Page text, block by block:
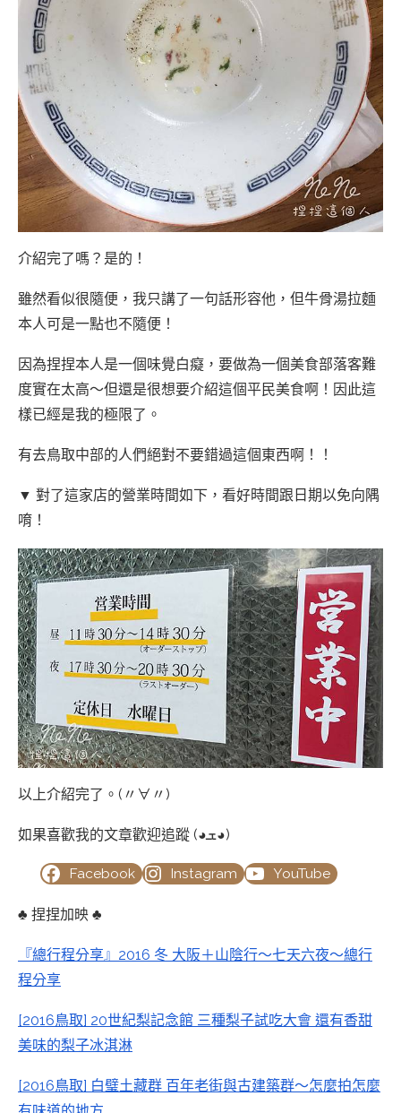
介紹完了嗎？是的！
雖然看似很隨便，我只講了一句話形容他，但牛骨湯拉麵
本人可是一點也不隨便！
因為捏捏本人是一個味覺白癡，要做為一個美食部落客難
度實在太高～但還是很想要介紹這個平民美食啊！因此這
樣已經是我的極限了。
有去鳥取中部的人們絕對不要錯過這個東西啊！！
▼ 對了這家店的營業時間如下，看好時間跟日期以免向隅
唷！
以上介紹完了。(〃∀〃)
如果喜歡我的文章歡迎追蹤 (◕ܫ◕)
Facebook Instagram YouTube
♣ 捏捏加映 ♣
『總行程分享』2016 冬 大阪＋山陰行～七天六夜～總行
程分享
[2016鳥取] 20世紀梨記念館 三種梨子試吃大會 還有香甜
美味的梨子冰淇淋
[2016鳥取] 白璧土藏群 百年老街與古建築群～怎麼拍怎麼